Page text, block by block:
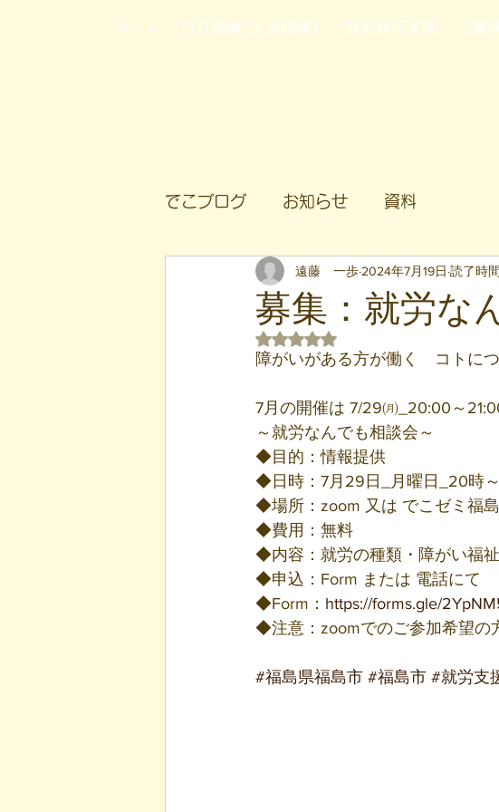
ホーム 自立訓練(生活訓練) 就労移行支援 ご家
でこブログ お知らせ 資料
募集：就労な
遠藤 一歩 2024年7月19日 読了時
5つ星のうちNaNと評価されていま
障がいがある方が働く　コトに
7月の開催は 7/29㈪_20:00～
～就労なんでも相談会～
◆目的：情報提供
◆日時：7月29日_月曜日_20時
◆場所：zoom 又は でこゼミ福島
◆費用：無料
◆内容：就労の種類・障がい福
◆申込：Form または 電話にて
◆Form： https://forms.gle/
◆注意：zoomでのご参加希望の
#福島県福島市 #福島市 #就労支